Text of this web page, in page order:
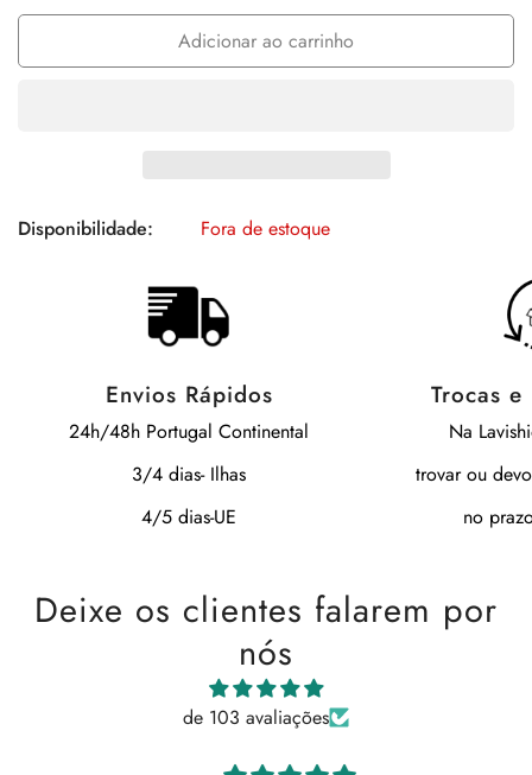
Adicionar ao carrinho
Disponibilidade: Fora de estoque
Envios Rápidos
24h/48h Portugal Continental
3/4 dias- Ilhas
4/5 dias-UE
Trocas
Na
trovar ou
no
Deixe os clientes falarem por
nós
de 103 avaliações